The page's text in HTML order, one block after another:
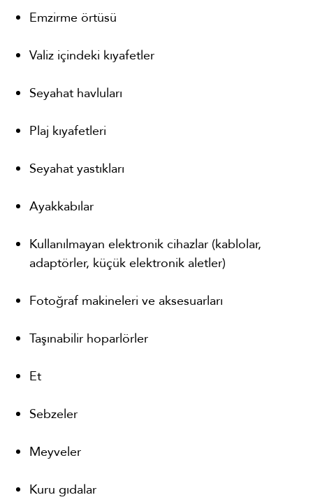
Emzirme örtüsü
Valiz içindeki kıyafetler
Seyahat havluları
Plaj kıyafetleri
Seyahat yastıkları
Ayakkabılar
Kullanılmayan elektronik cihazlar (kablolar,
adaptörler, küçük elektronik aletler)
Fotoğraf makineleri ve aksesuarları
Taşınabilir hoparlörler
Et
Sebzeler
Meyveler
Kuru gıdalar